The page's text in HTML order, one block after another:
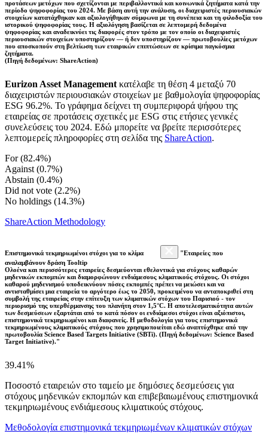
προτάσεων μετόχων που σχετίζονται με περιβαλλοντικά και κοινωνικά ζητήματα κατά την
περίοδο ψηφοφορίας του 2024. Με βάση αυτή την ανάλυση, οι διαχειριστές περιουσιακών
στοιχείων κατατάχθηκαν και αξιολογήθηκαν σύμφωνα με τη συνέπεια και τη φιλοδοξία του
ιστορικού ψηφοφορίας τους. Η αξιολόγηση βασίζεται σε λεπτομερή δεδομένα
ψηφοφορίας και αναδεικνύει τις διαφορές στον τρόπο με τον οποίο οι διαχειριστές
περιουσιακών στοιχείων υποστηρίζουν — ή δεν υποστηρίζουν — πρωτοβουλίες μετόχων
που αποσκοπούν στη βελτίωση των εταιρικών επιπτώσεων σε κρίσιμα παγκόσμια
ζητήματα.
(Πηγή δεδομένων: ShareAction)
Eurizon Asset Management κατέλαβε τη θέση 4 μεταξύ 70
διαχειριστών περιουσιακών στοιχείων με βαθμολογία ψηφοφορίας
ESG 96.2%. Το γράφημα δείχνει τη συμπεριφορά ψήφου της
εταιρείας σε προτάσεις σχετικές με ESG στις ετήσιες γενικές
συνελεύσεις του 2024. Εδώ μπορείτε να βρείτε περισσότερες
λεπτομερείς πληροφορίες στη σελίδα της ShareAction.
For (82.4%)
Against (0.7%)
Abstain (0.4%)
Did not vote (2.2%)
No holdings (14.3%)
ShareAction Methodology
Επιστημονικά τεκμηριωμένοι στόχοι για το κλίμα
"Εταιρείες που
αναλαμβάνουν δράση Tooltip
Ολοένα και περισσότερες εταιρείες δεσμεύονται εθελοντικά για στόχους καθαρών
μηδενικών εκπομπών και διαμορφώνουν ενδιάμεσους κλιματικούς στόχους. Οι στόχοι
καθαρού μηδενισμού υποδεικνύουν πόσες εκπομπές πρέπει να μειώσει και να
αντισταθμίσει μια εταιρεία το αργότερο έως το 2050, προκειμένου να ανταποκριθεί στη
συμβολή της εταιρείας στην επίτευξη των κλιματικών στόχων του Παρισιού - τον
περιορισμό της υπερθέρμανσης του πλανήτη στον 1,5°C. Η αποτελεσματικότητα αυτών
των δεσμεύσεων εξαρτάται από το κατά πόσον οι ενδιάμεσοι στόχοι είναι αξιόπιστοι,
επιστημονικά τεκμηριωμένοι και διαφανείς. Η μεθοδολογία για τους επιστημονικά
τεκμηριωμένους κλιματικούς στόχους που χρησιμοποιείται εδώ αναπτύχθηκε από την
πρωτοβουλία Science Based Targets Initiative (SBTi). (Πηγή δεδομένων: Science Based
Target Initiative)."
39.41%
Ποσοστό εταιρειών στο ταμείο με δημόσιες δεσμεύσεις για
στόχους μηδενικών εκπομπών και επιβεβαιωμένους επιστημονικά
τεκμηριωμένους ενδιάμεσους κλιματικούς στόχους.
Μεθοδολογία επιστημονικά τεκμηριωμένων κλιματικών στόχων